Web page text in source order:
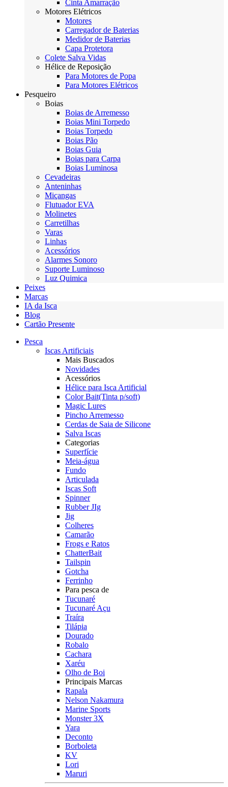
Cinta Amarração
Motores Elétricos
Motores
Carregador de Baterias
Medidor de Baterias
Capa Protetora
Colete Salva Vidas
Hélice de Reposição
Para Motores de Popa
Para Motores Elétricos
Pesqueiro
Boias
Boias de Arremesso
Boias Mini Torpedo
Boias Torpedo
Boias Pão
Boias Guia
Boias para Carpa
Boias Luminosa
Cevadeiras
Anteninhas
Miçangas
Flutuador EVA
Molinetes
Carretilhas
Varas
Linhas
Acessórios
Alarmes Sonoro
Suporte Luminoso
Luz Quimica
Peixes
Marcas
IA da Isca
Blog
Cartão Presente
Pesca
Iscas Artificiais
Mais Buscados
Novidades
Acessórios
Hélice para Isca Artificial
Color Bait(Tinta p/soft)
Magic Lures
Pincho Arremesso
Cerdas de Saia de Silicone
Salva Iscas
Categorias
Superfície
Meia-água
Fundo
Articulada
Iscas Soft
Spinner
Rubber JIg
Jig
Colheres
Camarão
Frogs e Ratos
ChatterBait
Tailspin
Gotcha
Ferrinho
Para pesca de
Tucunaré
Tucunaré Açu
Traíra
Tilápia
Dourado
Robalo
Cachara
Xaréu
Olho de Boi
Principais Marcas
Rapala
Nelson Nakamura
Marine Sports
Monster 3X
Yara
Deconto
Borboleta
KV
Lori
Maruri